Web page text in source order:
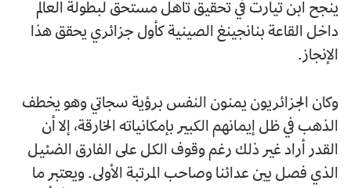
ينجح ابن تيارت في تحقيق تأهل مستحق لبطولة العالم
داخل القاعة بنانجينغ الصينية كأول جزائري يحقق هذا
الإنجاز.
وكان الجزائريون يمنون النفس برؤية سجاتي وهو يخطف
الذهب في ظل إيمانهم الكبير بإمكانياته الخارقة، إلا أن
القدر أراد غير ذلك رغم وقوف الكل على الفارق الضئيل
الذي فصل بين عدائنا وصاحب المرتبة الأولى. ويعتبر ما